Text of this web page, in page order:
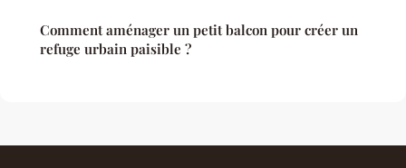
Comment aménager un petit balcon pour créer un
refuge urbain paisible ?